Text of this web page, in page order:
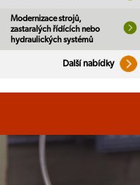
Modernizace strojů,
zastaralých řídících nebo
hydraulických systémů
Další nabídky